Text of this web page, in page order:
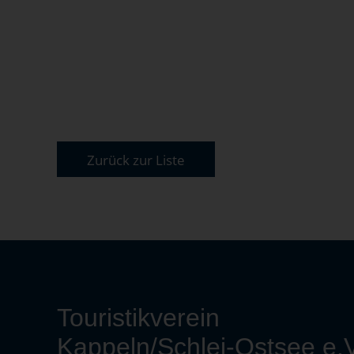
Zurück zur Liste
Touristikverein
Kappeln/Schlei-Ostsee